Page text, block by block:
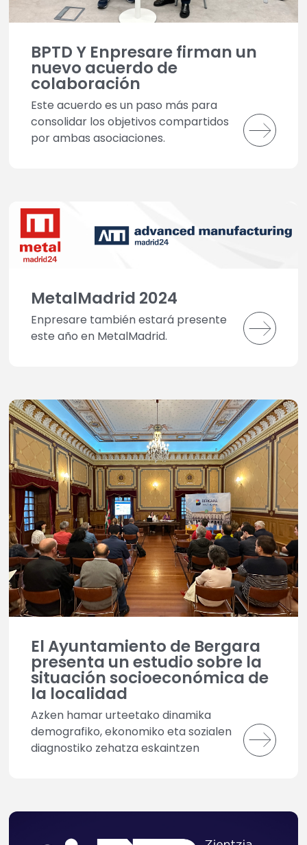
BPTD Y Enpresare firman un
nuevo acuerdo de
colaboración
Este acuerdo es un paso más para
consolidar los objetivos compartidos
por ambas asociaciones.
MetalMadrid 2024
Enpresare también estará presente
este año en MetalMadrid.
El Ayuntamiento de Bergara
presenta un estudio sobre la
situación socioeconómica de
la localidad
Azken hamar urteetako dinamika
demografiko, ekonomiko eta sozialen
diagnostiko zehatza eskaintzen